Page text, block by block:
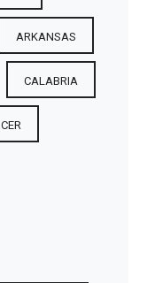
ARKANSAS
CALABRIA
CER